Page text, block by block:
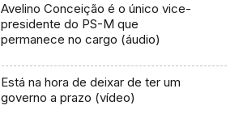
Avelino Conceição é o único vice-
presidente do PS-M que
permanece no cargo (áudio)
Está na hora de deixar de ter um
governo a prazo (vídeo)